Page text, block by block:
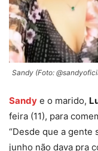
Sandy (Foto:
Sandy e o marido,
feira (11), para
“Desde que a gente
junho não dava pra